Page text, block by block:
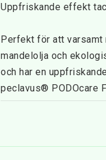
Uppfriskande effekt
Perfekt för att varsamt
mandelolja och
och har en
peclavus® PODOcare